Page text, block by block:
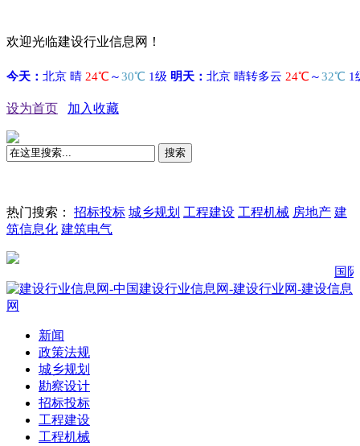
欢迎光临建设行业信息网！
设为首页 加入收藏
搜索
热门搜索： 招标投标 城乡规划 工程建设 工程机械 房地产 建
筑信息化 建筑电气
国际SOS发
新闻
政策法规
城乡规划
勘察设计
招标投标
工程建设
工程机械